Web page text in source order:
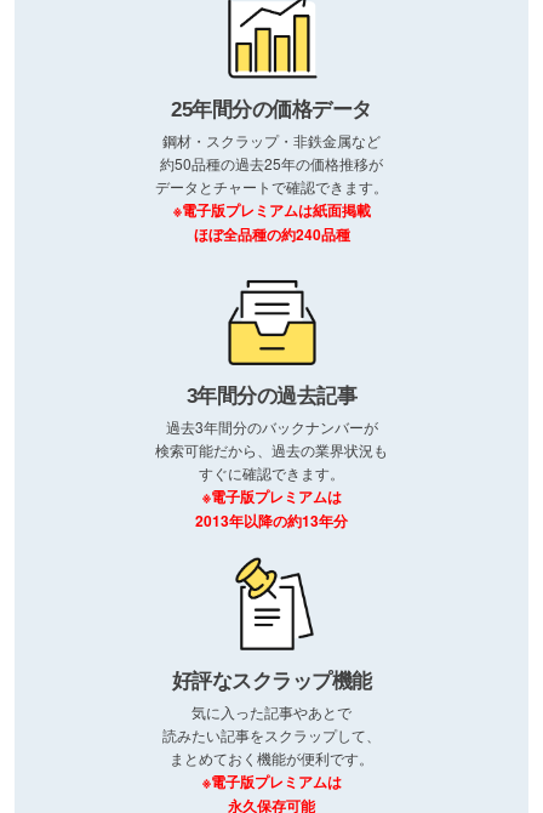
25年間分の価格データ
鋼材・スクラップ・非鉄金属など
約50品種の過去25年の価格推移が
データとチャートで確認できます。
※電子版プレミアムは紙面掲載
ほぼ全品種の約240品種
3年間分の過去記事
過去3年間分のバックナンバーが
検索可能だから、過去の業界状況も
すぐに確認できます。
※電子版プレミアムは
2013年以降の約13年分
好評なスクラップ機能
気に入った記事やあとで
読みたい記事をスクラップして、
まとめておく機能が便利です。
※電子版プレミアムは
永久保存可能